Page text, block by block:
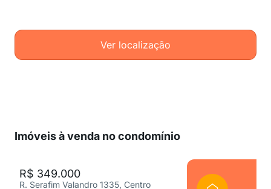
Ver localização
Imóveis à venda no condomínio
R$ 349.000
R. Serafim Valandro 1335, Centro